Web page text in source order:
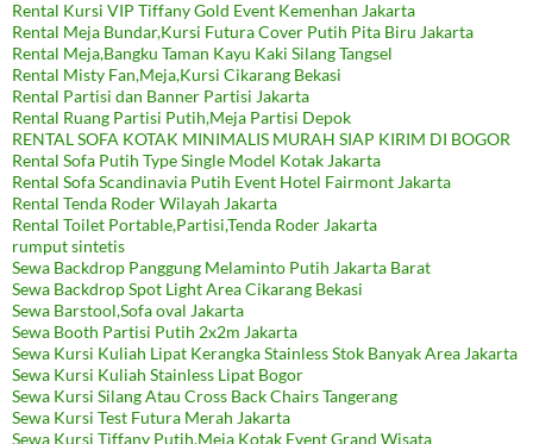
Rental Kursi VIP Tiffany Gold Event Kemenhan Jakarta
Rental Meja Bundar,Kursi Futura Cover Putih Pita Biru Jakarta
Rental Meja,Bangku Taman Kayu Kaki Silang Tangsel
Rental Misty Fan,Meja,Kursi Cikarang Bekasi
Rental Partisi dan Banner Partisi Jakarta
Rental Ruang Partisi Putih,Meja Partisi Depok
RENTAL SOFA KOTAK MINIMALIS MURAH SIAP KIRIM DI BOGOR
Rental Sofa Putih Type Single Model Kotak Jakarta
Rental Sofa Scandinavia Putih Event Hotel Fairmont Jakarta
Rental Tenda Roder Wilayah Jakarta
Rental Toilet Portable,Partisi,Tenda Roder Jakarta
rumput sintetis
Sewa Backdrop Panggung Melaminto Putih Jakarta Barat
Sewa Backdrop Spot Light Area Cikarang Bekasi
Sewa Barstool,Sofa oval Jakarta
Sewa Booth Partisi Putih 2x2m Jakarta
Sewa Kursi Kuliah Lipat Kerangka Stainless Stok Banyak Area Jakarta
Sewa Kursi Kuliah Stainless Lipat Bogor
Sewa Kursi Silang Atau Cross Back Chairs Tangerang
Sewa Kursi Test Futura Merah Jakarta
Sewa Kursi Tiffany Putih,Meja Kotak Event Grand Wisata